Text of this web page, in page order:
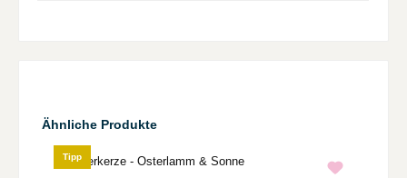
Produktgalerie überspringen
Ähnliche Produkte
Tipp